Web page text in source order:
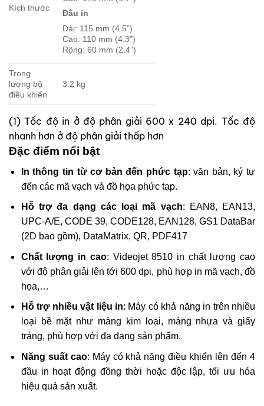
Kích thước
Đầu in
Dài: 115 mm (4.5”)
Cao: 110 mm (4.3”)
Rộng: 60 mm (2.4”)
Trọng
lượng bộ
điều khiển
3.2 kg
(1) Tốc độ in ở độ phân giải 600 x 240 dpi. Tốc độ
nhanh hơn ở độ phân giải thấp hơn
Đặc điểm nổi bật
In thông tin từ cơ bản đến phức tạp: văn bản, ký tự
đến các mã vạch và đồ họa phức tạp.
Hỗ trợ đa dạng các loại mã vạch: EAN8, EAN13,
UPC-A/E, CODE 39, CODE128, EAN128, GS1 DataBar
(2D bao gồm), DataMatrix, QR, PDF417
Chất lượng in cao: Videojet 8510 in chất lượng cao
với độ phân giải lên tới 600 dpi, phù hợp in mã vạch, đồ
họa,…
Hỗ trợ nhiều vật liệu in: Máy có khả năng in trên nhiều
loại bề mặt như màng kim loại, màng nhựa và giấy
tráng, phù hợp với đa dạng sản phẩm.
Năng suất cao: Máy có khả năng điều khiển lên đến 4
đầu in hoạt động đồng thời hoặc độc lập, tối ưu hóa
hiệu quả sản xuất.